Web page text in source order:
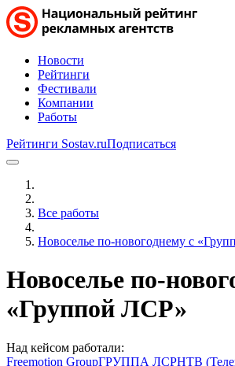
Новости
Рейтинги
Фестивали
Компании
Работы
Рейтинги Sostav.ruПодписаться
Все работы
Новоселье по-новогоднему с
Новоселье по-
«Группой ЛСР»
Над кейсом работали:
Freemotion GroupГРУППА ЛСРНТВ